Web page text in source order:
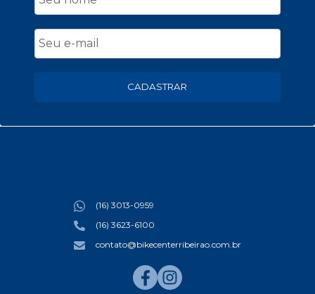
CADASTRAR
(16) 3013-0959
(16) 3623-6100
contato@bikecenterribeirao.com.br